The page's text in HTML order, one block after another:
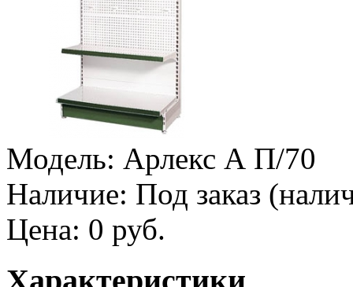
Модель: Арлекс А П/70
Наличие: Под заказ
Цена: 0 руб.